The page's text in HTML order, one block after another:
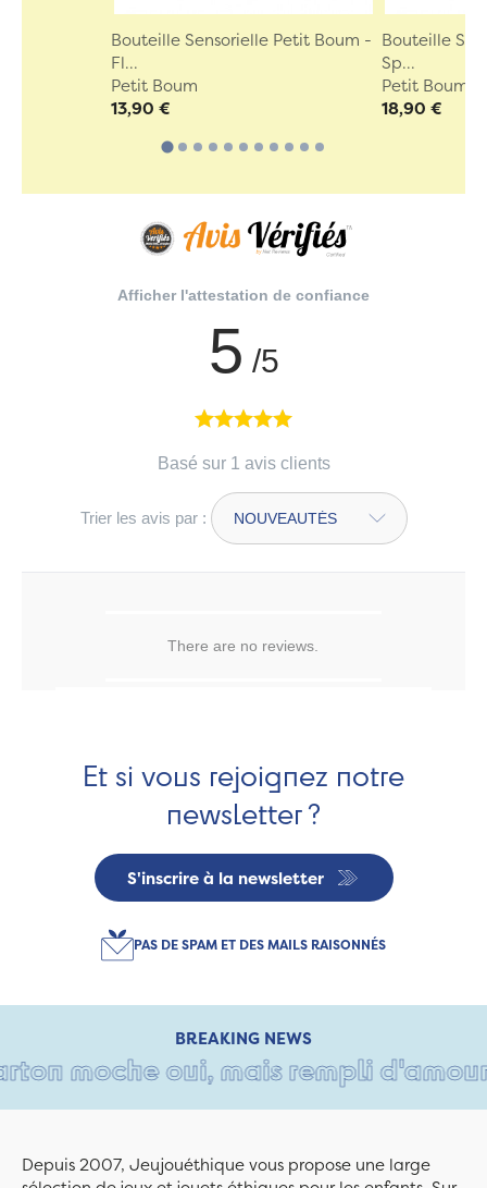
Bouteille Sensorielle Petit Boum -
Fl...
Petit Boum
13,90 €
Bouteille
Sp...
Petit Boum
18,90 €
Afficher l'attestation de confiance
5 /5
Basé sur 1 avis clients
Trier les avis par :
There are no reviews.
Et si vous rejoignez notre
newsletter ?
S'inscrire à la newsletter
PAS DE SPAM ET DES MAILS RAISONNÉS
BREAKING NEWS
moche oui, mais rempli d'amour •
Depuis 2007, Jeujouéthique vous propose une large